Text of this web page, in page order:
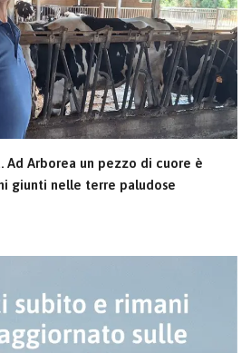
Ad Arborea un pezzo di cuore è
giunti nelle terre paludose